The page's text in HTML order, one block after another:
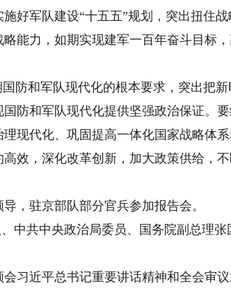
好军队建设“十五五”规划，突出扭住
能力，如期实现建军一百年奋斗目标
和军队现代化的根本要求，突出把新
防和军队现代化提供坚强政治保证。
现代化、巩固提高一体化国家战略体
效，深化改革创新，加大政策供给，
驻京部队部分官兵参加报告会。
中共中央政治局委员、国务院副总理张
近平总书记重要讲话精神和全会审议